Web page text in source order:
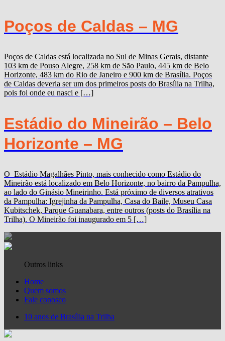
Poços de Caldas – MG
Poços de Caldas está localizada no Sul de Minas Gerais, distante
103 km de Pouso Alegre, 258 km de São Paulo, 445 km de Belo
Horizonte, 483 km do Rio de Janeiro e 900 km de Brasília. Poços
de Caldas deveria ser um dos primeiros posts do Brasília na Trilha,
pois foi onde eu nasci e […]
Estádio do Mineirão – Belo
Horizonte – MG
O Estádio Magalhães Pinto, mais conhecido como Estádio do
Mineirão está localizado em Belo Horizonte, no bairro da Pampulha,
ao lado do Ginásio Mineirinho. Está próximo de diversos atrativos
da Pampulha: Igrejinha da Pampulha, Casa do Baile, Museu Casa
Kubitschek, Parque Guanabara, entre outros (posts do Brasília na
Trilha). O Mineirão foi inaugurado em 5 […]
Outros links
Home
Quem somos
Fale conosco
10 anos de Brasília na Trilha